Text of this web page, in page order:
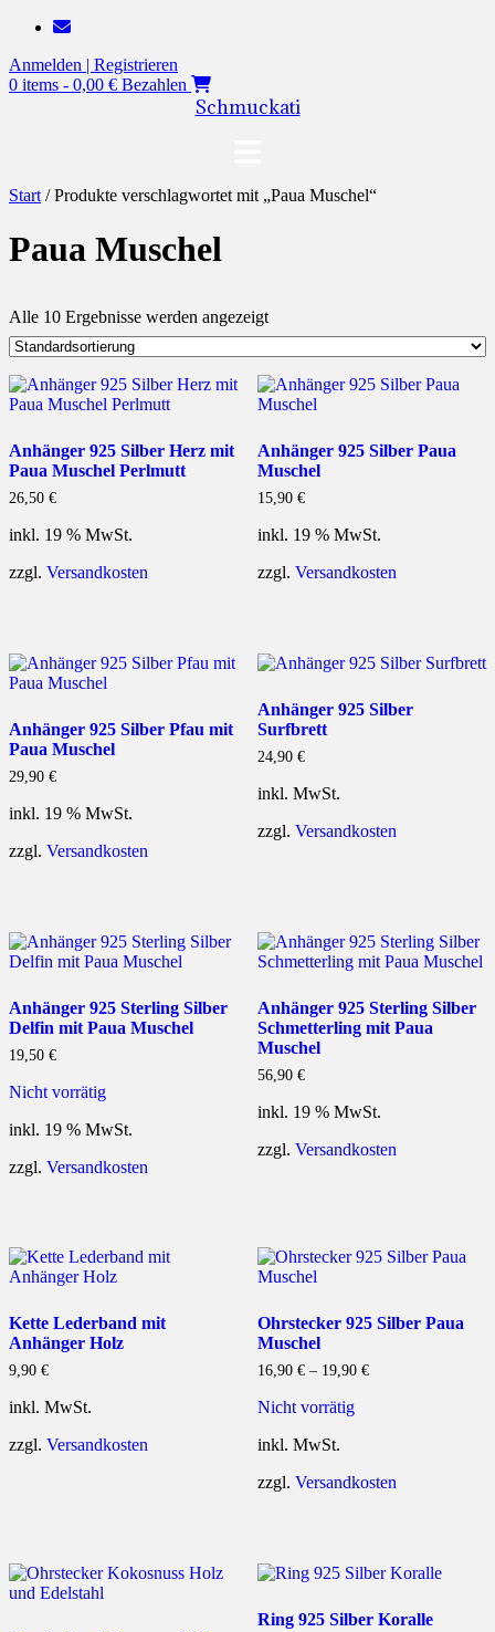
Zum
springen
Anmelden | Registrieren
0 items - 0,00 € Bezahlen
Schmuckati
Start / Produkte verschlagwortet mit „Paua Muschel“
Paua Muschel
Alle 10 Ergebnisse werden angezeigt
Anhänger 925 Silber Herz mit
Paua Muschel Perlmutt
26,50 €
inkl. 19 % MwSt.
zzgl. Versandkosten
Anhänger 925 Silber Paua
Muschel
15,90 €
inkl. 19 % MwSt.
zzgl. Versandkosten
Anhänger 925 Silber Pfau mit
Paua Muschel
29,90 €
inkl. 19 % MwSt.
zzgl. Versandkosten
Anhänger 925 Silber
Surfbrett
24,90 €
inkl. MwSt.
zzgl. Versandkosten
Anhänger 925 Sterling Silber
Delfin mit Paua Muschel
19,50 €
Nicht vorrätig
inkl. 19 % MwSt.
zzgl. Versandkosten
Anhänger 925 Sterling Silber
Schmetterling mit Paua
Muschel
56,90 €
inkl. 19 % MwSt.
zzgl. Versandkosten
Kette Lederband mit
Anhänger Holz
9,90 €
inkl. MwSt.
zzgl. Versandkosten
Ohrstecker 925 Silber Paua
Muschel
16,90 €– 19,90 €
Nicht vorrätig
inkl. MwSt.
zzgl. Versandkosten
Ring 925 Silber Koralle